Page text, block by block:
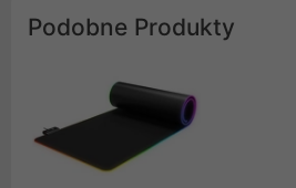
Podobne Produkty